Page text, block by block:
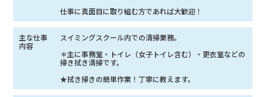
仕事に真面目に取り組む方であれば大歓迎！
主な仕事
内容
スイミングスクール内での清掃業務。
＊主に事務室・トイレ（女子トイレ含む）・更衣室などの
掃き拭き清掃です。
★拭き掃きの簡単作業！丁寧に教えます。